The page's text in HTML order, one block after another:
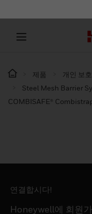
제품 개인 보
Steel Mesh Barrier
COMBISAFE®
연결합시다!
Honeywell에 회원